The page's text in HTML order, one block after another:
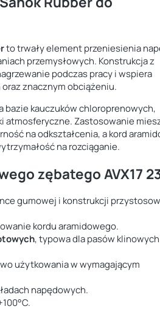
to trwały element przeniesienia
przemysłowych. Konstrukcja z
podczas pracy i wspiera
znacznym obciążeniu.
bazie kauczuków chloroprenowych,
atmosferyczne. Zastosowanie
na odkształcenia, a kord
na rozciąganie.
zębatego AVX17
gumowej i konstrukcji
kordu aramidowego.
, typowa dla pasów klinowych
użytkowania w wymagającym
napędowych.